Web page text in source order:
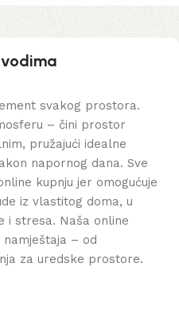
svakog prostora.
– čini prostor
pružajući idealne
napornog dana. Sve
kupnju jer omogućuje
iz vlastitog doma, u
i stresa. Naša online
– od
za uredske prostore.